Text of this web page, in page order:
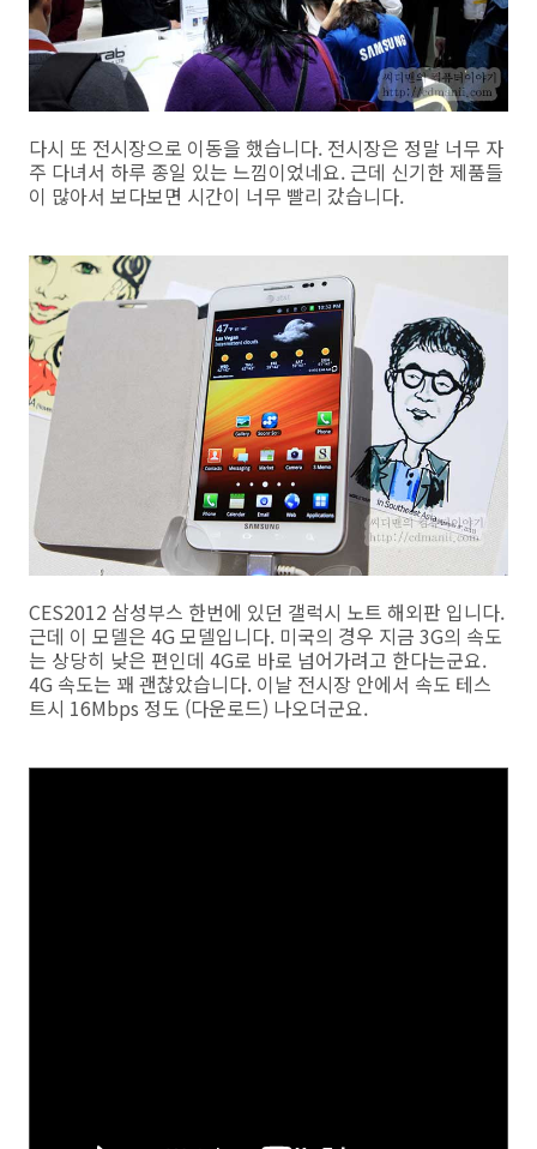
다시 또 전시장으로 이동을 했습니다. 전시장은 정말 너무 자
주 다녀서 하루 종일 있는 느낌이었네요. 근데 신기한 제품들
이 많아서 보다보면 시간이 너무 빨리 갔습니다.
CES2012 삼성부스 한번에 있던 갤럭시 노트 해외판 입니다.
근데 이 모델은 4G 모델입니다. 미국의 경우 지금 3G의 속도
는 상당히 낮은 편인데 4G로 바로 넘어가려고 한다는군요.
4G 속도는 꽤 괜찮았습니다. 이날 전시장 안에서 속도 테스
트시 16Mbps 정도 (다운로드) 나오더군요.